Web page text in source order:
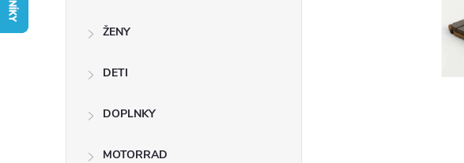
ŽENY
DETI
DOPLNKY
MOTORRAD